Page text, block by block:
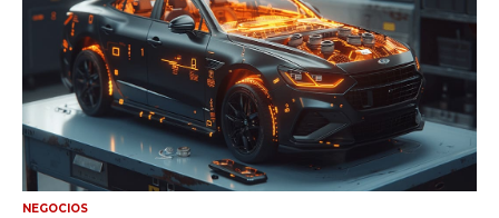
NEGOCIOS